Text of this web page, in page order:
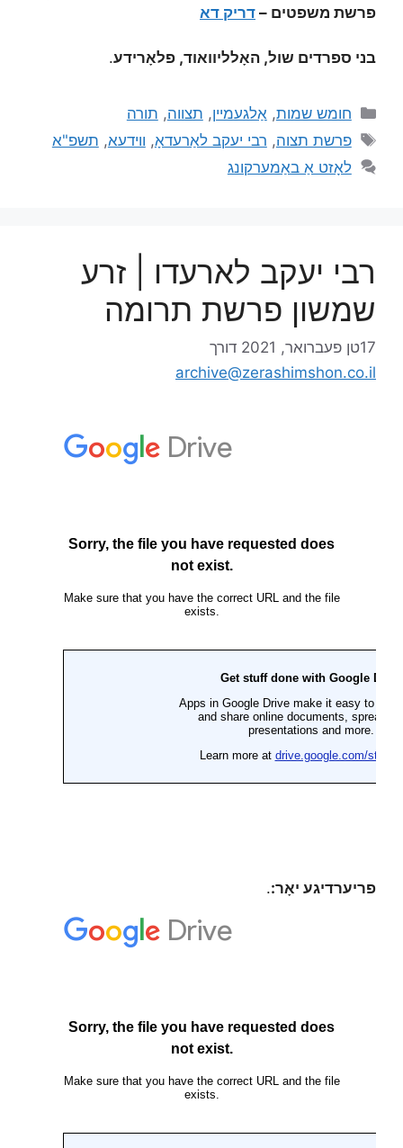
פרשת משפטים – דריק דא
בני ספרדים שול, האָלליוואוד, פלאָרידע.
חומש שמות,אַלגעמיין, תצווה, תורה
פרשת תצוה, רבי יעקב לאַרעדאָ, ווידעא, תשפ"א
לאָזט אַ באַמערקונג
רבי יעקב לארעדו | זרע
שמשון פרשת תרומה
17טן פעברואר, 2021
דורך
archive@zerashimshon.co.il
פריערדיגע יאָר:.